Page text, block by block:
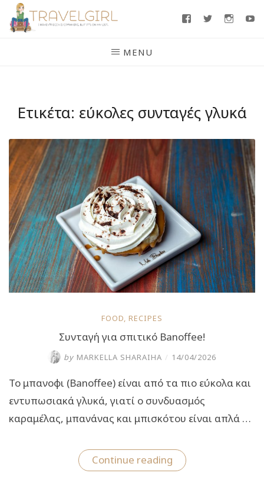
Skip
FacebookTwitter
MENU
Ετικέτα: εύκολες συνταγές γλυκά
FOOD, RECIPES
Συνταγή για σπιτικό Banoffee!
by MARKELLA SHARAIHA / 14/04/2026
Το μπανοφι (Banoffee) είναι από τα πιο εύκολα και
εντυπωσιακά γλυκά, γιατί ο συνδυασμός
καραμέλας, μπανάνας και μπισκότου είναι απλά …
Continue reading“Συνταγή
για